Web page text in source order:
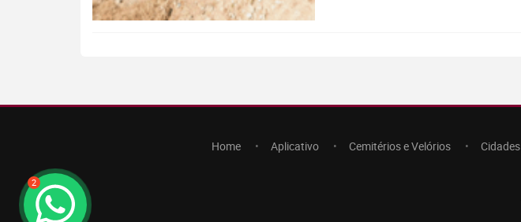
2
Home Aplicativo Cemitérios e Velórios Cidades